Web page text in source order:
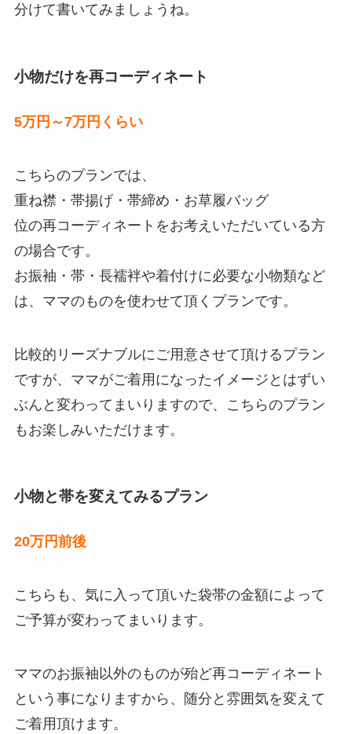
分けて書いてみましょうね。
小物だけを再コーディネート
5万円～7万円くらい
こちらのプランでは、
重ね襟・帯揚げ・帯締め・お草履バッグ
位の再コーディネートをお考えいただいている方
の場合です。
お振袖・帯・長襦袢や着付けに必要な小物類など
は、ママのものを使わせて頂くプランです。
比較的リーズナブルにご用意させて頂けるプラン
ですが、ママがご着用になったイメージとはずい
ぶんと変わってまいりますので、こちらのプラン
もお楽しみいただけます。
小物と帯を変えてみるプラン
20万円前後
こちらも、気に入って頂いた袋帯の金額によって
ご予算が変わってまいります。
ママのお振袖以外のものが殆ど再コーディネート
という事になりますから、随分と雰囲気を変えて
ご着用頂けます。